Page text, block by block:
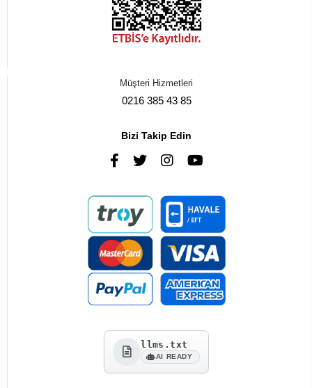
Müşteri Hizmetleri
0216 385 43 85
Bizi Takip Edin
llms.txt
AI READY